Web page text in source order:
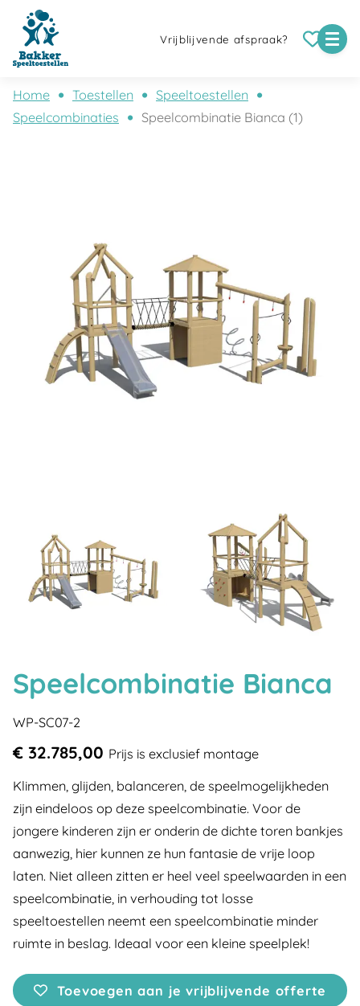
Vrijblijvende afspraak?
Home Toestellen
Speeltoestellen
Speelcombinaties
Speelcombinatie Bianca (1)
Speelcombinatie Bianca
WP-SC07-2
€ 32.785,00 Prijs is exclusief montage
Klimmen, glijden, balanceren, de speelmogelijkheden
zijn eindeloos op deze speelcombinatie. Voor de
jongere kinderen zijn er onderin de dichte toren bankjes
aanwezig, hier kunnen ze hun fantasie de vrije loop
laten. Niet alleen zitten er heel veel speelwaarden in een
speelcombinatie, in verhouding tot losse
speeltoestellen neemt een speelcombinatie minder
ruimte in beslag. Ideaal voor een kleine speelplek!
Toevoegen aan je vrijblijvende offerte